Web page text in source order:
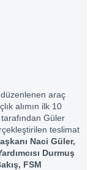
araç
alımın ilk 10
Güler
teslimat
Naci Güler,
Durmuş
FSM